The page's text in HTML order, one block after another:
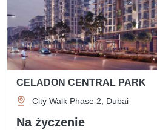
CELADON CENTRAL PARK
City Walk Phase 2, Dubai
Na życzenie